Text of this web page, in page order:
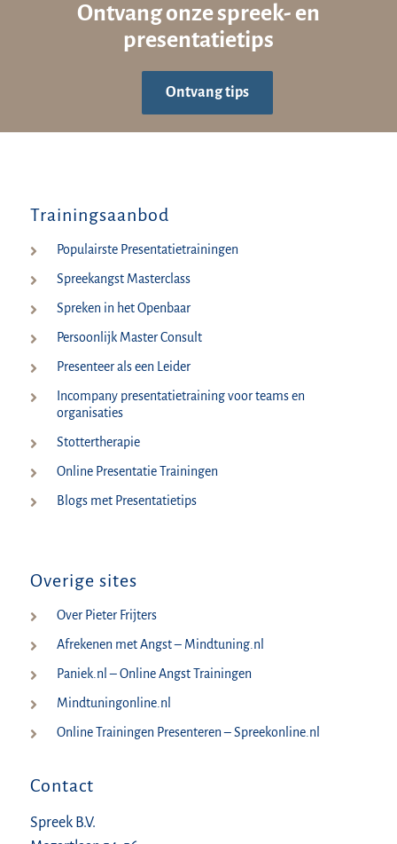
Ontvang onze spreek- en
presentatietips
Ontvang tips
Trainingsaanbod
Populairste Presentatietrainingen
Spreekangst Masterclass
Spreken in het Openbaar
Persoonlijk Master Consult
Presenteer als een Leider
Incompany presentatietraining voor teams en
organisaties
Stottertherapie
Online Presentatie Trainingen
Blogs met Presentatietips
Overige sites
Over Pieter Frijters
Afrekenen met Angst – Mindtuning.nl
Paniek.nl – Online Angst Trainingen
Mindtuningonline.nl
Online Trainingen Presenteren – Spreekonline.nl
Contact
Spreek B.V.